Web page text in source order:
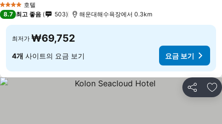
4 성급 호텔
8.7 최고 좋음 503 해운대해수욕장에서 0.3km
최저가 ₩69,752
4개 사이트의 요금 보기 요금 보기
공유 즐